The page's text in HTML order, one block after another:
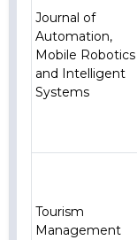
Journal of
Automation,
Mobile Robotics
and Intelligent
Systems
Tourism
Management